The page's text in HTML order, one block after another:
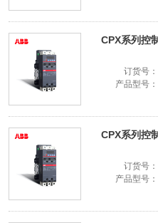
CPX系列控
订货号：
产品型号：
CPX系列控
订货号：
产品型号：